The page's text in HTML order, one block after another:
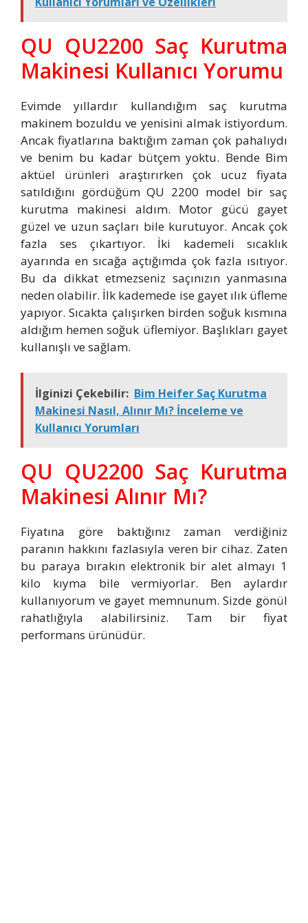
QU QU2200 Saç Kurutma
Makinesi Kullanıcı Yorumu
Evimde yıllardır kullandığım saç kurutma
makinem bozuldu ve yenisini almak istiyordum.
Ancak fiyatlarına baktığım zaman çok pahalıydı
ve benim bu kadar bütçem yoktu. Bende Bim
aktüel ürünleri araştırırken çok ucuz fiyata
satıldığını gördüğüm QU 2200 model bir saç
kurutma makinesi aldım. Motor gücü gayet
güzel ve uzun saçları bile kurutuyor. Ancak çok
fazla ses çıkartıyor. İki kademeli sıcaklık
ayarında en sıcağa açtığımda çok fazla ısıtıyor.
Bu da dikkat etmezseniz saçınızın yanmasına
neden olabilir. İlk kademede ise gayet ılık üfleme
yapıyor. Sıcakta çalışırken birden soğuk kısmına
aldığım hemen soğuk üflemiyor. Başlıkları gayet
kullanışlı ve sağlam.
İlginizi Çekebilir: Bim Heifer Saç Kurutma
Makinesi Nasıl, Alınır Mı? İnceleme ve
Kullanıcı Yorumları
QU QU2200 Saç Kurutma
Makinesi Alınır Mı?
Fiyatına göre baktığınız zaman verdiğiniz
paranın hakkını fazlasıyla veren bir cihaz. Zaten
bu paraya bırakın elektronik bir alet almayı 1
kilo kıyma bile vermiyorlar. Ben aylardır
kullanıyorum ve gayet memnunum. Sizde gönül
rahatlığıyla alabilirsiniz. Tam bir fiyat
performans ürünüdür.